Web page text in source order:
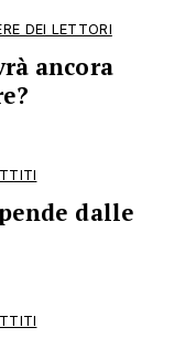
DEI LETTORI
ancora
dalle